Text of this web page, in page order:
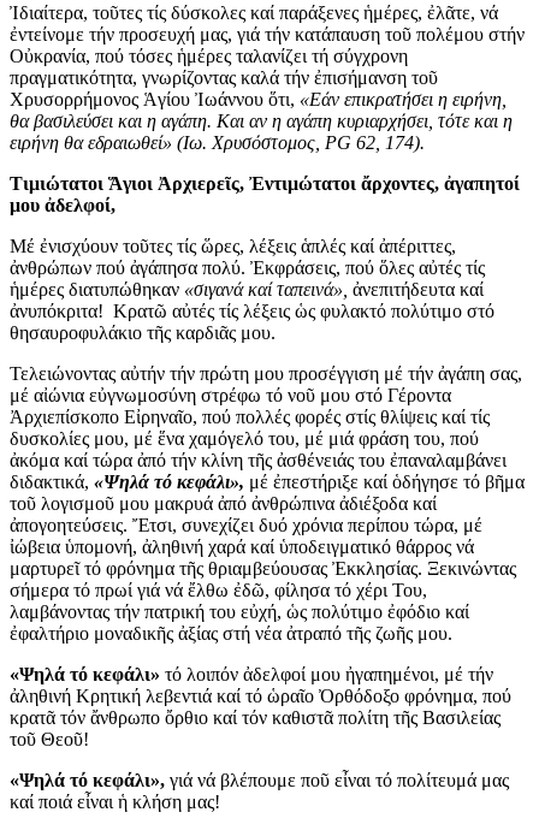
Ἰδιαίτερα, τοῦτες τίς δύσκολες καί παράξενες ἡμέρες, ἐλᾶτε, νά
ἐντείνομε τήν προσευχή μας, γιά τήν κατάπαυση τοῦ πολέμου στήν
Οὐκρανία, πού τόσες ἡμέρες ταλανίζει τή σύγχρονη
πραγματικότητα, γνωρίζοντας καλά τήν ἐπισήμανση τοῦ
Χρυσορρήμονος Ἁγίου Ἰωάννου ὅτι, «Εάν επικρατήσει η ειρήνη,
θα βασιλεύσει και η αγάπη. Και αν η αγάπη κυριαρχήσει, τότε και η
ειρήνη θα εδραιωθεί» (Ιω. Χρυσόστομος, PG 62, 174).
Τιμιώτατοι Ἅγιοι Ἀρχιερεῖς, Ἐντιμώτατοι ἄρχοντες, ἀγαπητοί
μου ἀδελφοί,
Μέ ἐνισχύουν τοῦτες τίς ὥρες, λέξεις ἁπλές καί ἀπέριττες,
ἀνθρώπων πού ἀγάπησα πολύ. Ἐκφράσεις, πού ὅλες αὐτές τίς
ἡμέρες διατυπώθηκαν «σιγανά καί ταπεινά», ἀνεπιτήδευτα καί
ἀνυπόκριτα! Κρατῶ αὐτές τίς λέξεις ὡς φυλακτό πολύτιμο στό
θησαυροφυλάκιο τῆς καρδιᾶς μου.
Τελειώνοντας αὐτήν τήν πρώτη μου προσέγγιση μέ τήν ἀγάπη σας,
μέ αἰώνια εὐγνωμοσύνη στρέφω τό νοῦ μου στό Γέροντα
Ἀρχιεπίσκοπο Εἰρηναῖο, πού πολλές φορές στίς θλίψεις καί τίς
δυσκολίες μου, μέ ἕνα χαμόγελό του, μέ μιά φράση του, πού
ἀκόμα καί τώρα ἀπό τήν κλίνη τῆς ἀσθένειάς του ἐπαναλαμβάνει
διδακτικά, «Ψηλά τό κεφάλι», μέ ἐπεστήριξε καί ὁδήγησε τό βῆμα
τοῦ λογισμοῦ μου μακρυά ἀπό ἀνθρώπινα ἀδιέξοδα καί
ἀπογοητεύσεις. Ἔτσι, συνεχίζει δυό χρόνια περίπου τώρα, μέ
ἰώβεια ὑπομονή, ἀληθινή χαρά καί ὑποδειγματικό θάρρος νά
μαρτυρεῖ τό φρόνημα τῆς θριαμβεύουσας Ἐκκλησίας. Ξεκινώντας
σήμερα τό πρωί γιά νά ἔλθω ἐδῶ, φίλησα τό χέρι Του,
λαμβάνοντας τήν πατρική του εὐχή, ὡς πολύτιμο ἐφόδιο καί
ἐφαλτήριο μοναδικῆς ἀξίας στή νέα ἀτραπό τῆς ζωῆς μου.
«Ψηλά τό κεφάλι» τό λοιπόν ἀδελφοί μου ἠγαπημένοι, μέ τήν
ἀληθινή Κρητική λεβεντιά καί τό ὡραῖο Ὀρθόδοξο φρόνημα, πού
κρατᾶ τόν ἄνθρωπο ὄρθιο καί τόν καθιστᾶ πολίτη τῆς Βασιλείας
τοῦ Θεοῦ!
«Ψηλά τό κεφάλι», γιά νά βλέπουμε ποῦ εἶναι τό πολίτευμά μας
καί ποιά εἶναι ἡ κλήση μας!